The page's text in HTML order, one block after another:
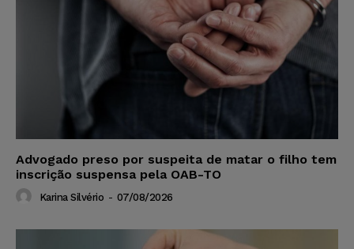
Advogado preso por suspeita de matar o filho tem
inscrição suspensa pela OAB-TO
Karina Silvério - 07/08/2026